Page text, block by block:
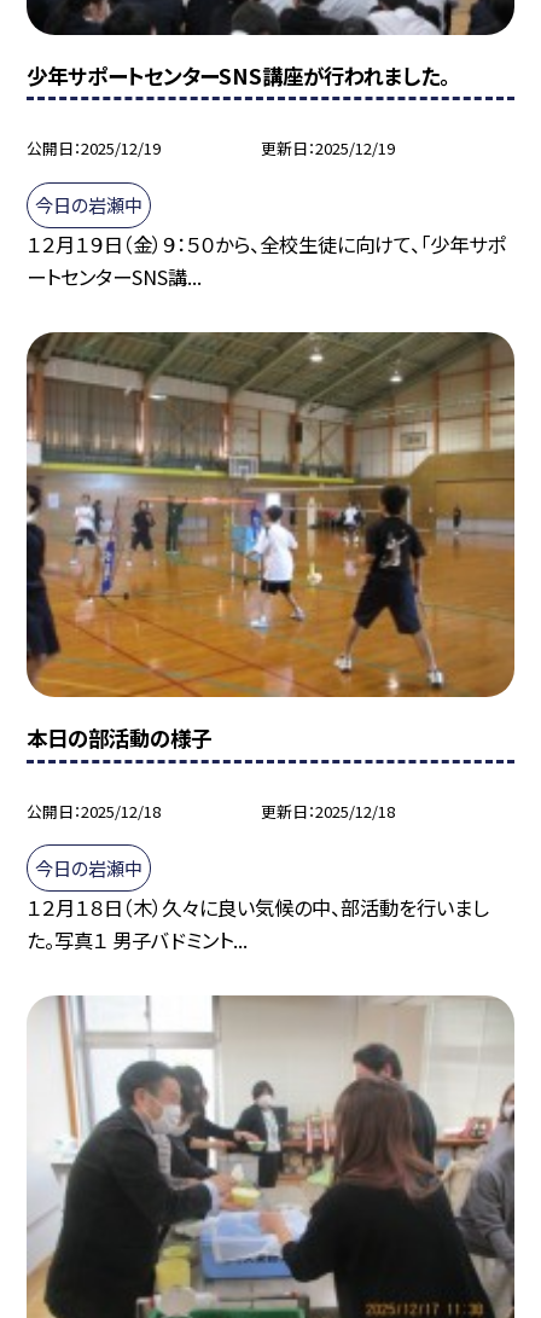
少年サポートセンターSNS講座が行われました。
公開日 2025/12/19 更新日 2025/12/19
今日の岩瀬中
１２月１９日（金）９：５０から、全校生徒に向けて、「少年サポ
ートセンターSNS講...
本日の部活動の様子
公開日 2025/12/18 更新日 2025/12/18
今日の岩瀬中
１２月１８日（木）久々に良い気候の中、部活動を行いまし
た。写真１ 男子バドミント...